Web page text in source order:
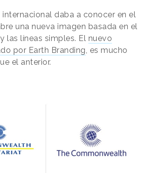
internacional daba a conocer en el
una nueva imagen basada en el
las líneas simples. El nuevo
por Earth Branding, es mucho
el anterior.